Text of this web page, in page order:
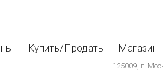
Купить/Продать Магазин
125009, г.